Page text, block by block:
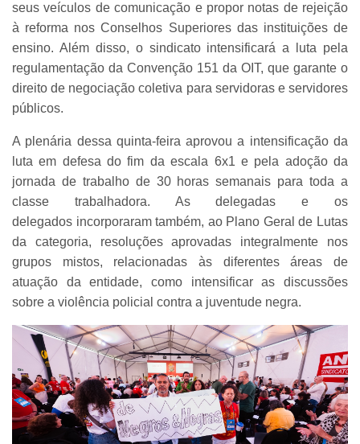
seus veículos de comunicação e propor notas de rejeição
à reforma nos Conselhos Superiores das instituições de
ensino. Além disso, o sindicato intensificará a luta pela
regulamentação da Convenção 151 da OIT, que garante o
direito de negociação coletiva para servidoras e servidores
públicos.
A plenária dessa quinta-feira aprovou a intensificação da
luta em defesa do fim da escala 6x1 e pela adoção da
jornada de trabalho de 30 horas semanais para toda a
classe trabalhadora. As delegadas e os
delegados incorporaram também, ao Plano Geral de Lutas
da categoria, resoluções aprovadas integralmente nos
grupos mistos, relacionadas às diferentes áreas de
atuação da entidade, como intensificar as discussões
sobre a violência policial contra a juventude negra.